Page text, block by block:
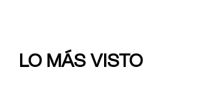
LO MÁS VISTO